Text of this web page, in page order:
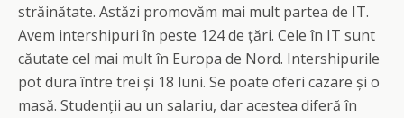
străinătate. Astăzi promovăm mai mult partea de IT.
Avem intershipuri în peste 124 de țări. Cele în IT sunt
căutate cel mai mult în Europa de Nord. Intershipurile
pot dura între trei și 18 luni. Se poate oferi cazare și o
masă. Studenții au un salariu, dar acestea diferă în